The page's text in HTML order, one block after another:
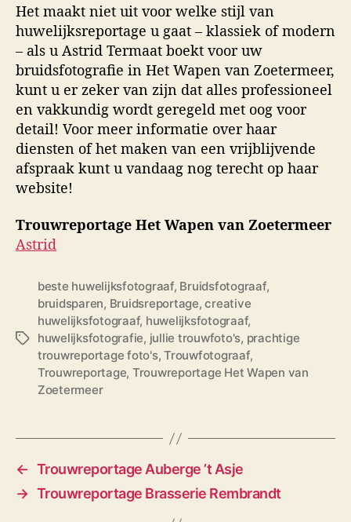
Het maakt niet uit voor welke stijl van
huwelijksreportage u gaat – klassiek of modern
– als u Astrid Termaat boekt voor uw
bruidsfotografie in Het Wapen van Zoetermeer,
kunt u er zeker van zijn dat alles professioneel
en vakkundig wordt geregeld met oog voor
detail! Voor meer informatie over haar
diensten of het maken van een vrijblijvende
afspraak kunt u vandaag nog terecht op haar
website!
Trouwreportage Het Wapen van Zoetermeer
Astrid
T
beste huwelijksfotograaf, Bruidsfotograaf,
bruidsparen, Bruidsreportage,creative
huwelijksfotograaf, huwelijksfotograaf,
huwelijksfotografie, jullie trouwfoto's, prachtige
trouwreportage foto's,Trouwfotograaf,
Trouwreportage, Trouwreportage Het Wapen van
Zoetermeer
← Trouwreportage Auberge ’t Asje
→ Trouwreportage Brasserie Rembrandt